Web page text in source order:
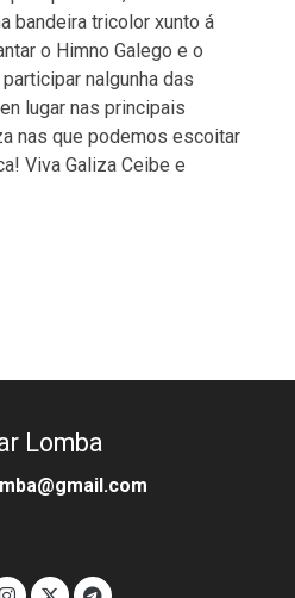
bandeira tricolor xunto á
o Himno Galego e o
nalgunha das
lugar nas principais
nas que podemos escoitar
Viva Galiza Ceibe e
Lomba